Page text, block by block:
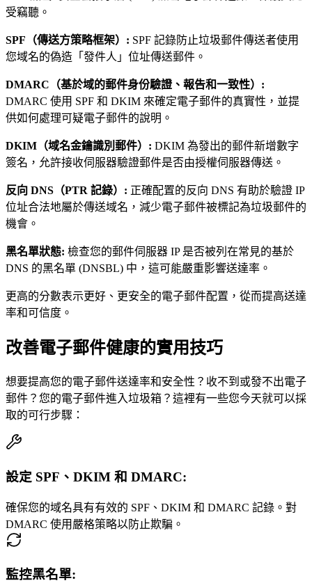
受竊聽。
SPF（傳送方策略框架） : SPF 記錄防止垃圾郵件傳送者使用
您域名的偽造「發件人」位址傳送郵件。
DMARC（基於域的郵件身份驗證、報告和一致性） :
DMARC 使用 SPF 和 DKIM 來確定電子郵件的真實性，並提
供如何處理可疑電子郵件的說明。
DKIM（域名金鑰識別郵件） : DKIM 為發出的郵件新增數字
簽名，允許接收伺服器驗證郵件是否由授權伺服器傳送。
反向 DNS（PTR 記錄） : 正確配置的反向 DNS 有助於驗證 IP
位址合法地屬於傳送域名，減少電子郵件被標記為垃圾郵件的
機會。
黑名單狀態: 檢查您的郵件伺服器 IP 是否被列在常見的基於
DNS 的黑名單 (DNSBL) 中，這可能嚴重影響送達率。
更高的分數表示更好、更安全的電子郵件配置，從而提高送達
率和可信度。
改善電子郵件健康的實用技巧
想要提高您的電子郵件送達率和安全性？收不到或發不出電子
郵件？您的電子郵件進入垃圾箱？這裡有一些您今天就可以採
取的可行步驟：
設定 SPF、DKIM 和 DMARC:
確保您的域名具有有效的 SPF、DKIM 和 DMARC 記錄。對
DMARC 使用嚴格策略以防止欺騙。
監控黑名單: